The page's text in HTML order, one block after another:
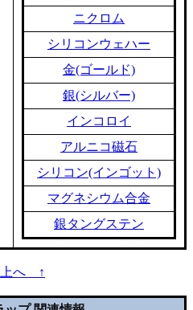
ニクロム
シリコンウェハー
金(ゴールド)
銀(シルバー)
インコロイ
アルニコ磁石
シリコン(インゴット)
マグネシウム合金
銀タングステン
へ ↑